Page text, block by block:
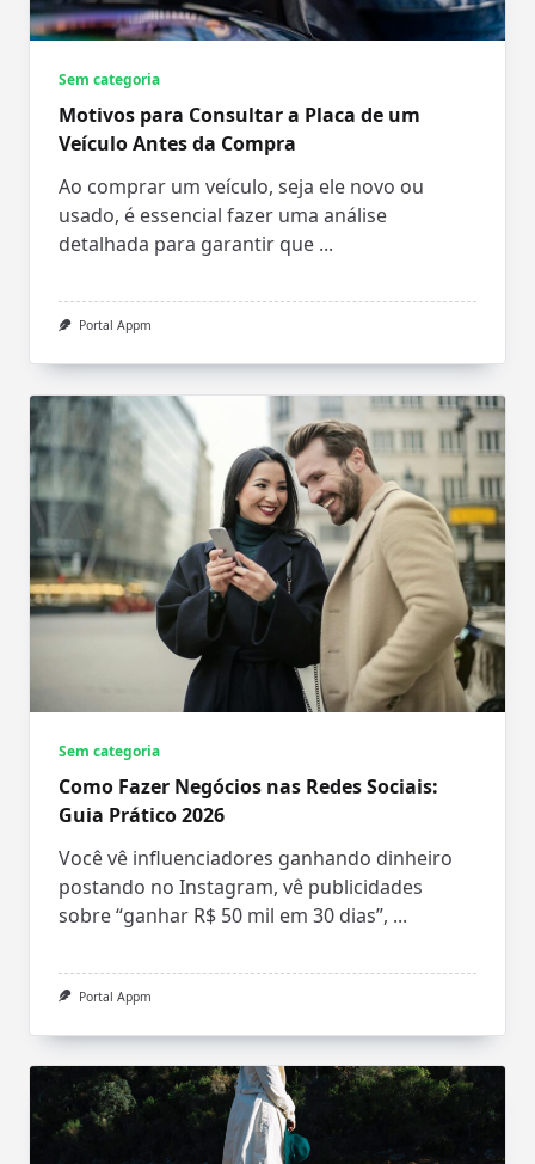
Sem categoria
Motivos para Consultar a Placa de um
Veículo Antes da Compra
Ao comprar um veículo, seja ele novo ou
usado, é essencial fazer uma análise
detalhada para garantir que ...
Portal Appm
Sem categoria
Como Fazer Negócios nas Redes Sociais:
Guia Prático 2026
Você vê influenciadores ganhando dinheiro
postando no Instagram, vê publicidades
sobre “ganhar R$ 50 mil em 30 dias”, ...
Portal Appm